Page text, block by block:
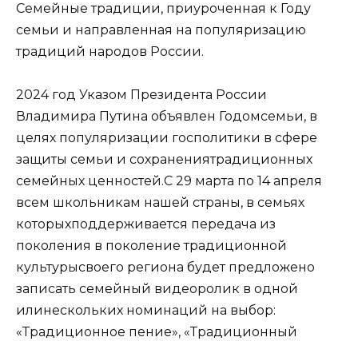
Семейные традиции, приуроченная к Году
семьи и направленная на популяризацию
традиций народов России.
2024 год Указом Президента России
Владимира Путина объявлен Годомсемьи, в
целях популяризации госполитики в сфере
защиты семьи и сохранениятрадиционных
семейных ценностей.С 29 марта по 14 апреля
всем школьникам нашей страны, в семьях
которыхподдерживается передача из
поколения в поколение традиционной
культурысвоего региона будет предложено
записать семейный видеоролик в одной
илинескольких номинаций на выбор:
«Традиционное пение», «Традиционный